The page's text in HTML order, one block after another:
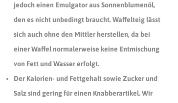
jedoch einen Emulgator aus Sonnenblumenöl,
den es nicht unbedingt braucht. Waffelteig lässt
sich auch ohne den Mittler herstellen, da bei
einer Waffel normalerweise keine Entmischung
von Fett und Wasser erfolgt.
Der Kalorien- und Fettgehalt sowie Zucker und
Salz sind gering für einen Knabberartikel. Wir